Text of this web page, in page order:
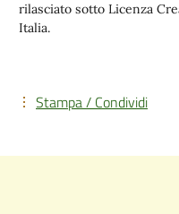
rilasciato sotto Licenza
Italia.
Stampa / Condividi